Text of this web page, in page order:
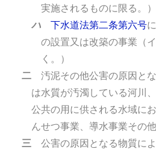
実施されるものに限る。）
ハ 下水道法第二条第六号
の設置又は改築の事業（
く。）
二 汚泥その他公害の原因と
は水質が汚濁している河川
公共の用に供される水域に
んせつ事業、導水事業その
三 公害の原因となる物質に